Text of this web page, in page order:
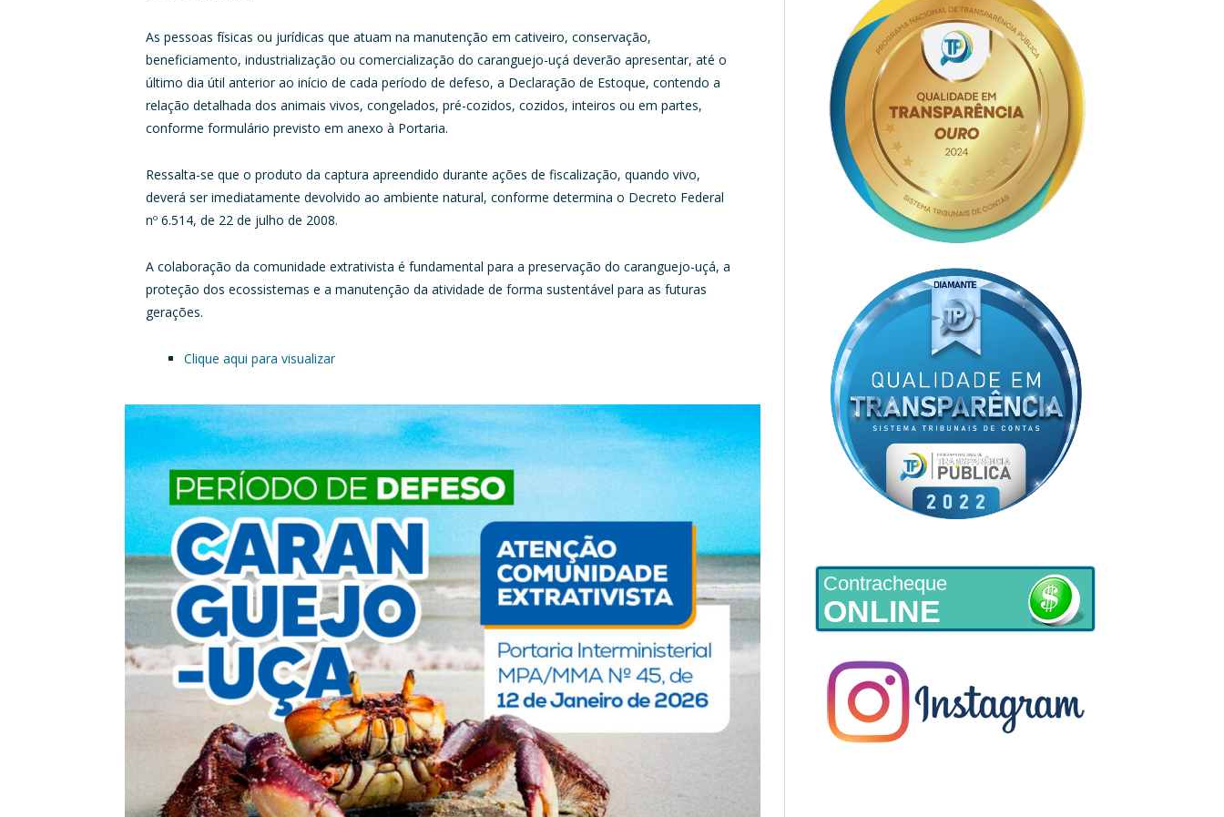
As pessoas físicas ou jurídicas que atuam na manutenção em cativeiro, conservação,
beneficiamento, industrialização ou comercialização do caranguejo-uçá deverão apresentar, até o
último dia útil anterior ao início de cada período de defeso, a Declaração de Estoque, contendo a
relação detalhada dos animais vivos, congelados, pré-cozidos, cozidos, inteiros ou em partes,
conforme formulário previsto em anexo à Portaria.
Ressalta-se que o produto da captura apreendido durante ações de fiscalização, quando vivo,
deverá ser imediatamente devolvido ao ambiente natural, conforme determina o Decreto Federal
nº 6.514, de 22 de julho de 2008.
A colaboração da comunidade extrativista é fundamental para a preservação do caranguejo-uçá, a
proteção dos ecossistemas e a manutenção da atividade de forma sustentável para as futuras
gerações.
Clique aqui para visualizar
Contracheque
ONLINE